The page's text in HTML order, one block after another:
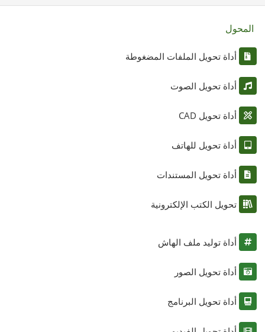
المحول
أداة تحويل الملفات المضغوطة
أداة تحويل الصوت
أداة تحويل CAD
أداة تحويل للهاتف
أداة تحويل المستندات
تحويل الكتب الإلكترونية
أداة توليد ملف الهاش
أداة تحويل الصور
أداة تحويل البرنامج